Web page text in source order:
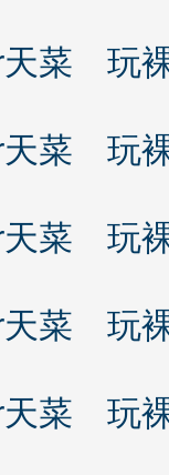
天菜 玩
天菜 玩
天菜 玩
天菜 玩
天菜 玩